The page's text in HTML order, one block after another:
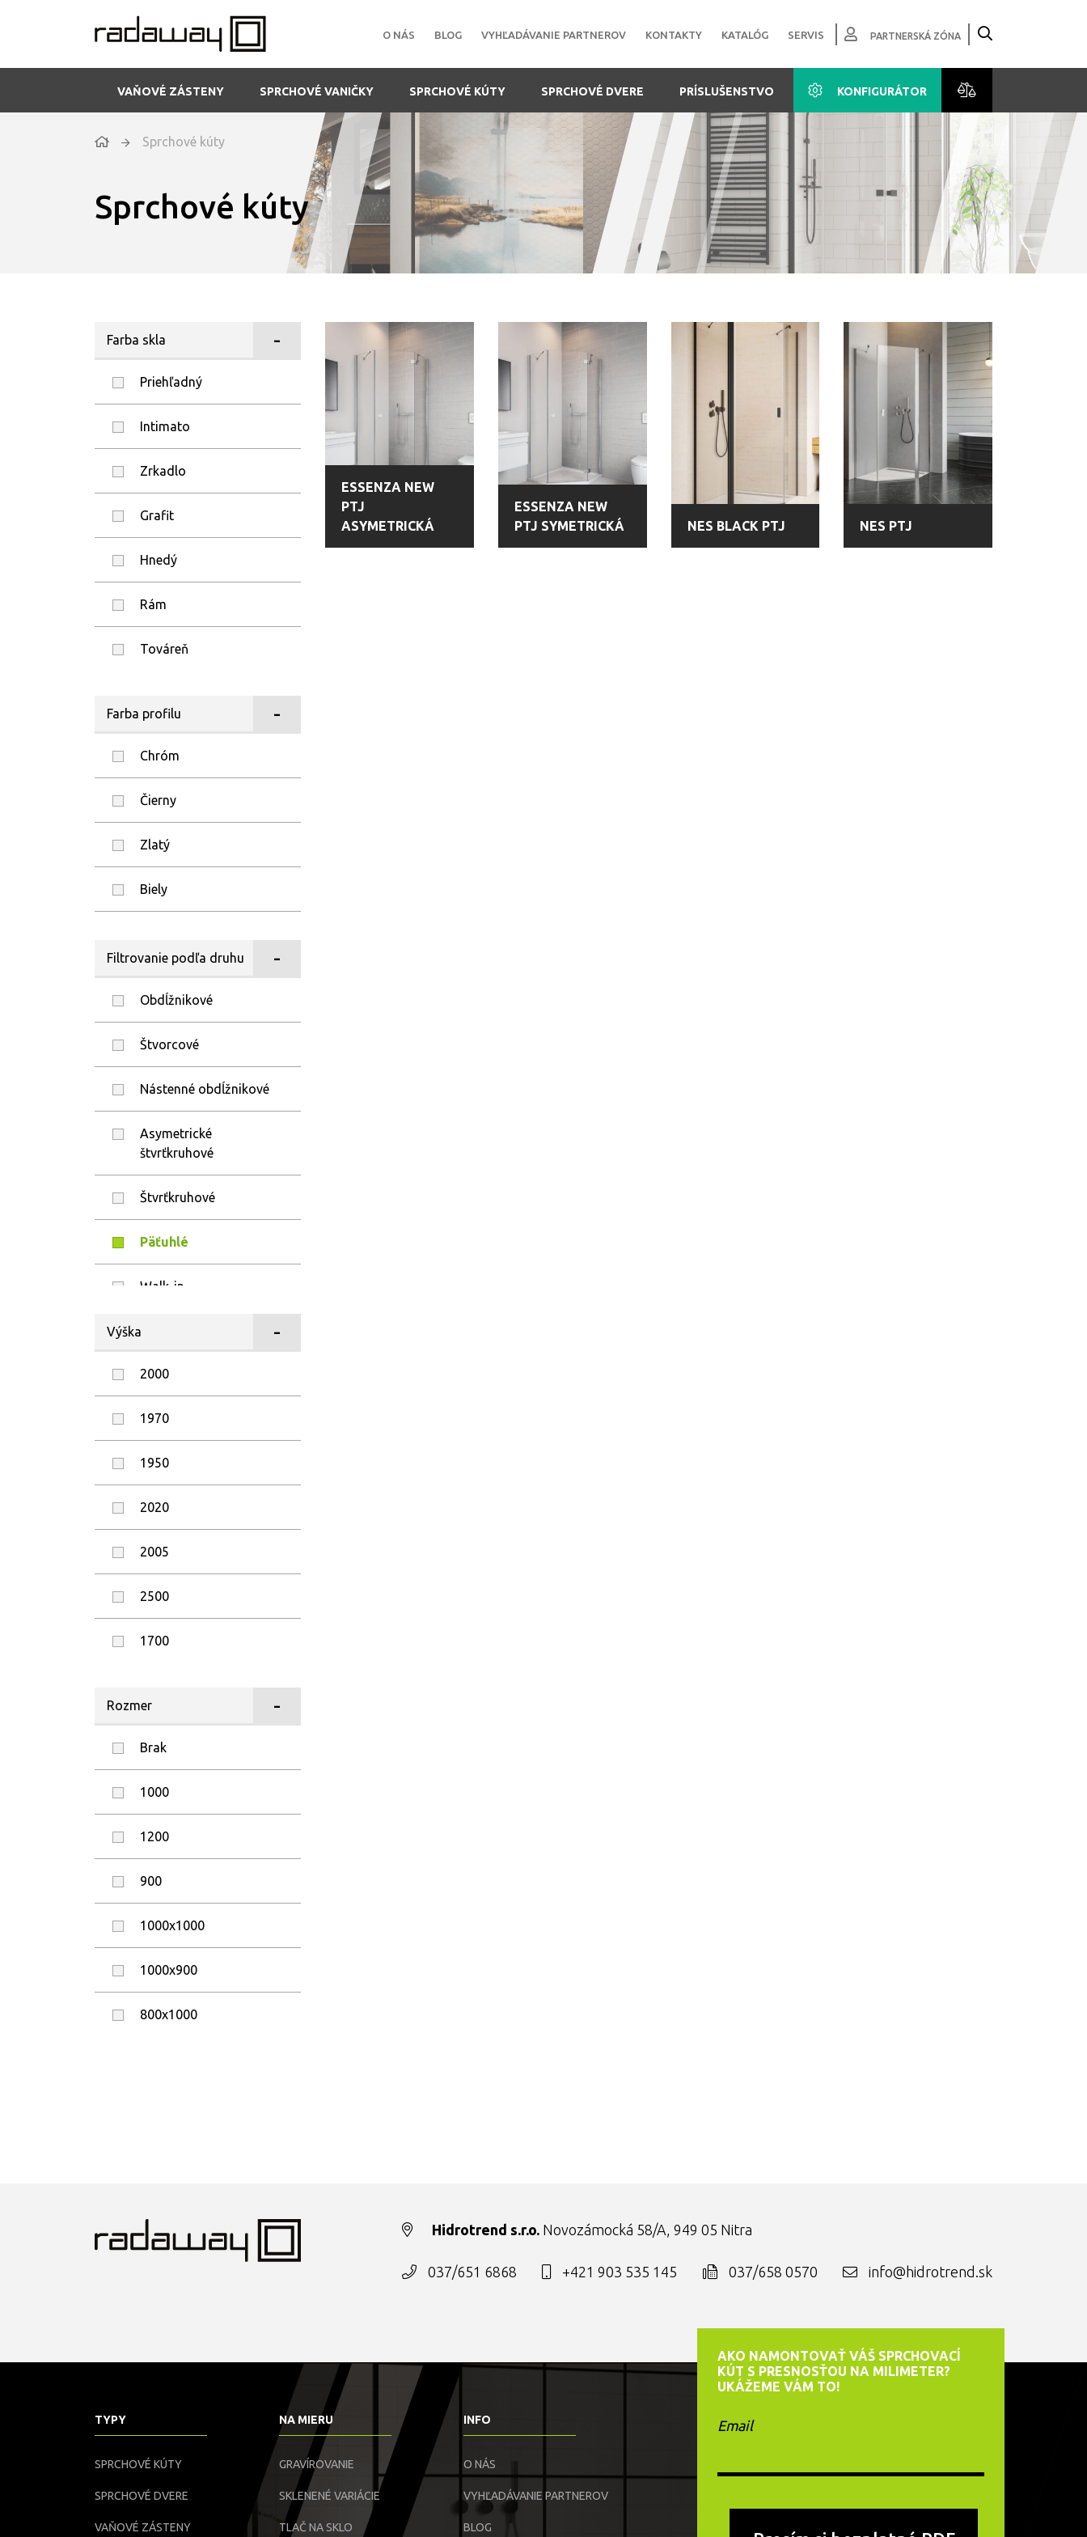
O NÁS BLOG VYHĽADÁVANIE PARTNEROV KONTAKTY KATALÓG SERVIS PARTNERSKÁ ZÓNA
VAŇOVÉ ZÁSTENY SPRCHOVÉ VANIČKY SPRCHOVÉ KÚTY SPRCHOVÉ DVERE PRÍSLUŠENSTVO KONFIGURÁTOR
Sprchové kúty
Sprchové kúty
Farba skla
Priehľadný
Intimato
Zrkadlo
Grafit
Hnedý
Rám
Továreň
Fabrik
Farba profilu
Chróm
Čierny
Zlatý
Biely
Filtrovanie podľa druhu
Obdĺžnikové
Štvorcové
Nástenné obdĺžnikové
Asymetrické
štvrťkruhové
Štvrťkruhové
Päťuhlé
Walk-in
Štvrťkruhový k stene
Výška
2000
1970
1950
2020
2005
2500
1700
Rozmer
Brak
1000
1200
900
1000x1000
1000x900
800x1000
ESSENZA NEW
PTJ
ASYMETRICKÁ
ESSENZA NEW
PTJ SYMETRICKÁ
NES BLACK PTJ NES PTJ
Hidrotrend s.r.o.Novozámocká 58/A, 949 05 Nitra
037/651 6868 +421 903 535 145 037/658 0570 info@hidrotrend.sk
TYPY
SPRCHOVÉ KÚTY
SPRCHOVÉ DVERE
VAŇOVÉ ZÁSTENY
NA MIERU
GRAVÍROVANIE
SKLENENÉ VARIÁCIE
TLAČ NA SKLO
INFO
O NÁS
VYHĽADÁVANIE PARTNEROV
BLOG
AKO NAMONTOVAŤ VÁŠ SPRCHOVACÍ
KÚT S PRESNOSŤOU NA MILIMETER?
UKÁŽEME VÁM TO!
Email